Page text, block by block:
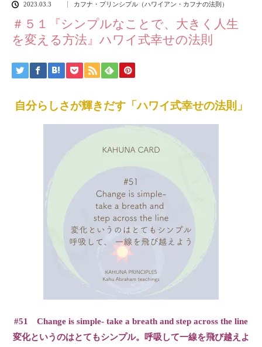
2023.03.3 カフナ・プリンシプル（ハワイアン・カフナの法則）
＃５１『シンプルなことで、大きく人生
を変える方法』ハワイ式幸せの法則
自分らしさが輝きだす「ハワイ式幸せの法則」
#51 Change is simple- take a breath and step across the line
変化というのはとてもシンプル。呼吸して一線を飛び越えよ